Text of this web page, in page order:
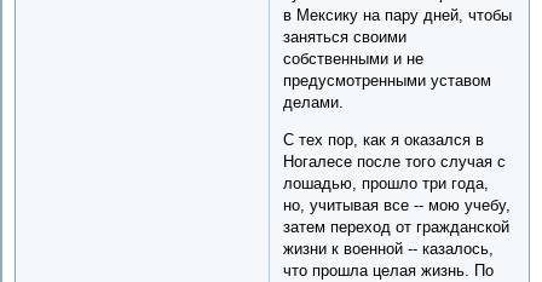
в Мексику на пару дней, чтобы
заняться своими
собственными и не
предусмотренными уставом
делами.
С тех пор, как я оказался в
Ногалесе после того случая с
лошадью, прошло три года,
но, учитывая все -- мою учебу,
затем переход от гражданской
жизни к военной -- казалось,
что прошла целая жизнь. По